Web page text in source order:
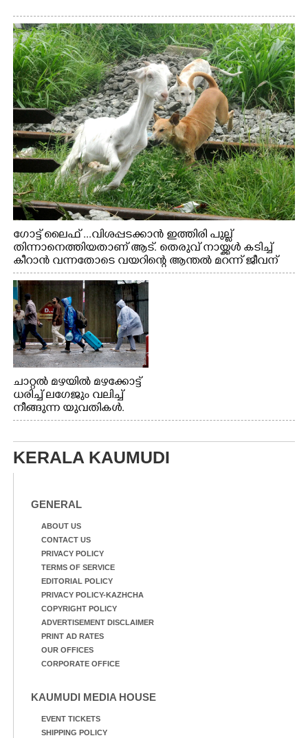
ഗോട്ട് ലൈഫ് ...വിശപ്പടക്കാൻ ഇത്തിരി പുല്ല്
തിന്നാനെത്തിയതാണ് ആട്. തെരുവ് നായ്ക്കൾ കടിച്ച്
കീറാൻ വന്നതോടെ വയറിന്റെ ആന്തൽ മറന്ന് ജീവന്
വേണ്ടിയായി ഓട്ടം. എറണാകുളം വാത്തുരുത്തിയിൽ
നിന്നുള്ള കാഴ്ച
ചാറ്റൽ മഴയിൽ മഴക്കോട്ട്
ധരിച്ച് ലഗേജും വലിച്ച്
നീങ്ങുന്ന യുവതികൾ.
എറണാകുളം മേനകയിൽ
KERALA KAUMUDI
GENERAL
ABOUT US
CONTACT US
PRIVACY POLICY
TERMS OF SERVICE
EDITORIAL POLICY
PRIVACY POLICY-KAZHCHA
COPYRIGHT POLICY
ADVERTISEMENT DISCLAIMER
PRINT AD RATES
OUR OFFICES
CORPORATE OFFICE
KAUMUDI MEDIA HOUSE
EVENT TICKETS
SHIPPING POLICY